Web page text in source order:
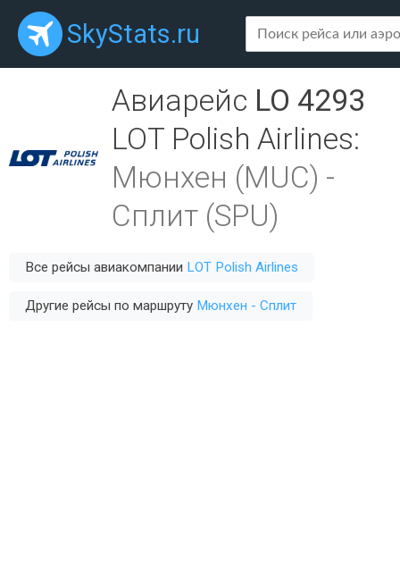
SkyStats.ru
Авиарейс LO 4293
LOT Polish Airlines:
Мюнхен (MUC) -
Сплит (SPU)
Все рейсы авиакомпании LOT Polish Airlines
Другие рейсы по маршруту Мюнхен - Сплит